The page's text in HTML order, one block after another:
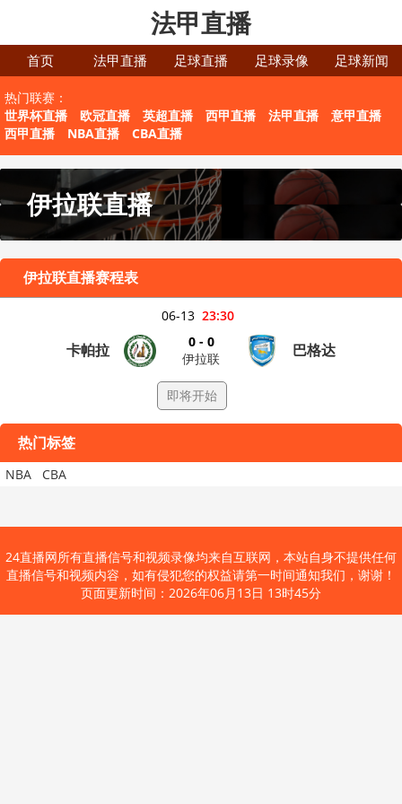
法甲直播
首页 法甲直播 足球直播 足球录像 足球新闻
热门联赛：
世界杯直播
欧冠直播 英超直播 西甲直播 法甲直播
意甲直播
西甲直播
NBA直播 CBA直播
伊拉联直播
伊拉联直播赛程表
23:30
06-13
卡帕拉
0 - 0
伊拉联
巴格达
即将开始
热门标签
NBA CBA
24直播网所有直播信号和视频录像均来自互联网，本站自身不提供任何
直播信号和视频内容，如有侵犯您的权益请第一时间通知我们，谢谢！
页面更新时间：2026年06月13日 13时45分